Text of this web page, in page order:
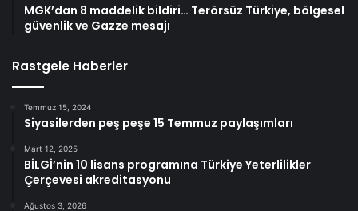
MGK’dan 8 maddelik bildiri… Terörsüz Türkiye, bölgesel
güvenlik ve Gazze mesajı
Rastgele Haberler
Temmuz 15, 2024
Siyasilerden peş peşe 15 Temmuz paylaşımları
Mart 12, 2025
BİLGİ’nin 10 lisans programına Türkiye Yeterlilikler
Çerçevesi akreditasyonu
Ağustos 3, 2026